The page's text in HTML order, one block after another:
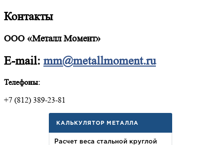
Контакты
ООО «Металл Момент»
E-mail: mm@metallmoment.ru
Телефоны:
+7 (812) 389-23-81